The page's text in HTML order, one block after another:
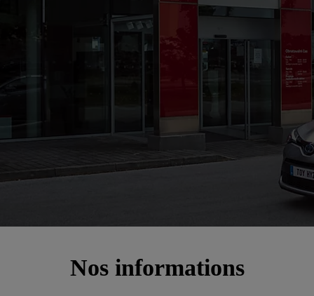
JEAN LAIN NIPPON
ALBERTVILLE
Service commercial, Atelier, Toyota rent cars, Véhicules d'occasion
Nos informations